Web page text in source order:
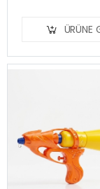
ÜRÜNE